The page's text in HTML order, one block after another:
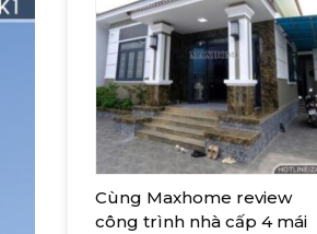
Cùng Maxhome review
công trình nhà cấp 4 mái